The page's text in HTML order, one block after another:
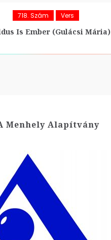
718. Szám Vers
Is Ember (Gulácsi Mária)
Menhely Alapítvány